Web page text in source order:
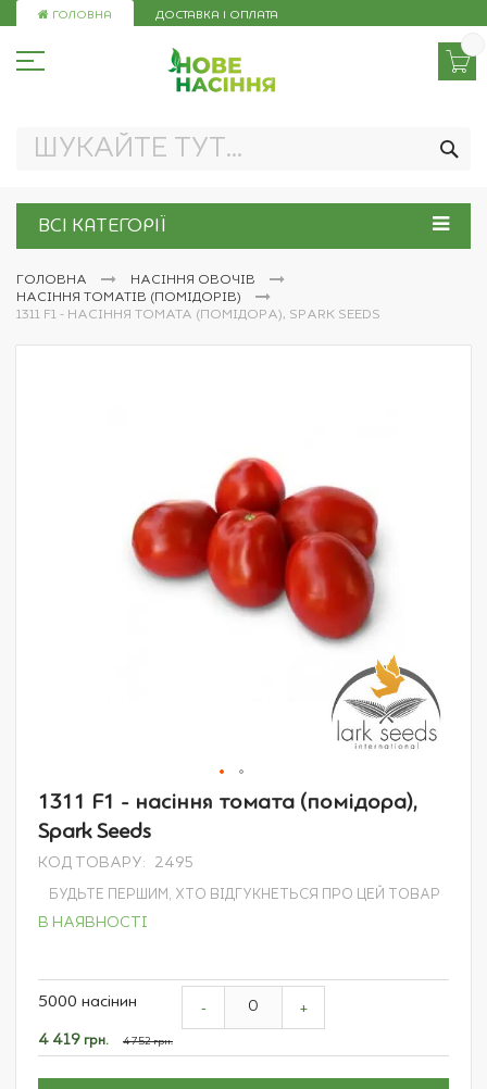
Skip
ГОЛОВНА ДОСТАВКА І ОПЛАТА
ВСІ КАТЕГОРІЇ
ГОЛОВНА
НАСІННЯ ОВОЧІВ
НАСІННЯ ТОМАТІВ (ПОМІДОРІВ)
1311 F1 - НАСІННЯ ТОМАТА (ПОМІДОРА), SPARK SEEDS
Перейти
початку
галереї
1311 F1 - насіння томата (помідора),
Spark Seeds
КОД ТОВАРУ 2495
БУДЬТЕ ПЕРШИМ, ХТО ВІДГУКНЕТЬСЯ ПРО ЦЕЙ ТОВАР
В НАЯВНОСТІ
product
5000 насінин
Спеціальна
ціна
4 419 грн. 4 752 грн.
- +